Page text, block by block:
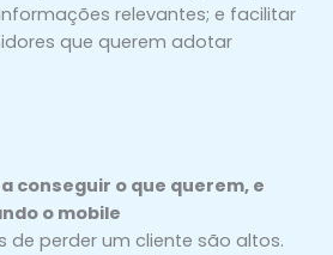
relevantes; e facilitar
que querem adotar
conseguir o que querem, e
o mobile
de perder um cliente são altos.